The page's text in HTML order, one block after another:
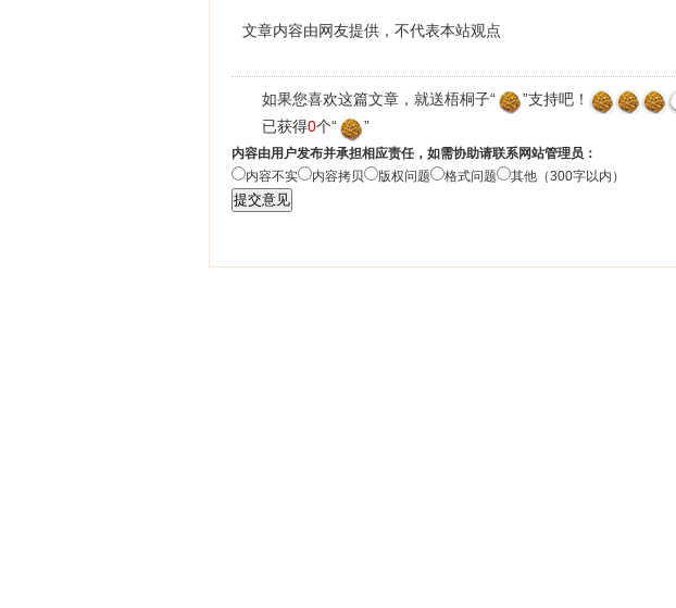
文章内容由网友提供，不代表本站观点
如果您喜欢这篇文章，就送梧桐子“
”支持吧！
已获得0个“ ”
内容由用户发布并承担相应责任，如需协助请联系网站管理员：
内容不实
内容拷贝 版权问题 格式问题 其他（300字以内）